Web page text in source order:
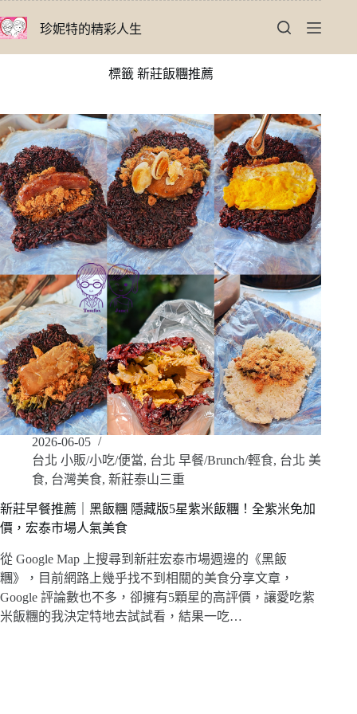
至
珍妮特的精彩人生
標籤新莊飯糰推薦
2026-06-05
台北 小販/小吃/便當, 台北 早餐/Brunch/輕食, 台北 美
食, 台灣美食, 新莊泰山三重
新莊早餐推薦｜黑飯糰 隱藏版5星紫米飯糰！全紫米免加
價，宏泰市場人氣美食
從 Google Map 上搜尋到新莊宏泰市場週邊的《黑飯
糰》，目前網路上幾乎找不到相關的美食分享文章，
Google 評論數也不多，卻擁有5顆星的高評價，讓愛吃紫
米飯糰的我決定特地去試試看，結果一吃…